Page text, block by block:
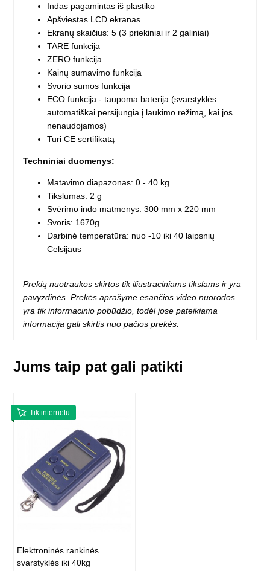
Indas pagamintas iš plastiko
Apšviestas LCD ekranas
Ekranų skaičius: 5 (3 priekiniai ir 2 galiniai)
TARE funkcija
ZERO funkcija
Kainų sumavimo funkcija
Svorio sumos funkcija
ECO funkcija - taupoma baterija (svarstyklės
automatiškai persijungia į laukimo režimą, kai jos
nenaudojamos)
Turi CE sertifikatą
Techniniai duomenys:
Matavimo diapazonas: 0 - 40 kg
Tikslumas: 2 g
Svėrimo indo matmenys: 300 mm x 220 mm
Svoris: 1670g
Darbinė temperatūra: nuo -10 iki 40 laipsnių
Celsijaus
Prekių nuotraukos skirtos tik iliustraciniams tikslams ir yra
pavyzdinės. Prekės aprašyme esančios video nuorodos
yra tik informacinio pobūdžio, todėl jose pateikiama
informacija gali skirtis nuo pačios prekės.
Jums taip pat gali patikti
Tik internetu
Elektroninės rankinės
svarstyklės iki 40kg